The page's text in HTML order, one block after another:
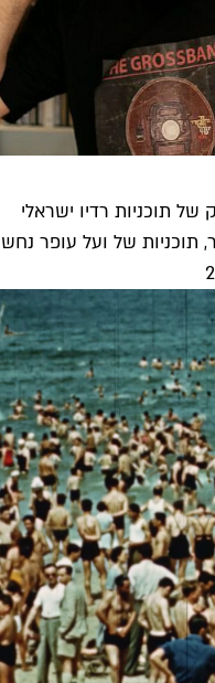
של תוכניות רדיו ישראלי
של ועל עופר